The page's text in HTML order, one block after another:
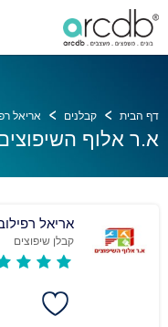
דף הבית קבלנים אריאל
א.ר אלוף
אריאל
קבלן שיפוצים